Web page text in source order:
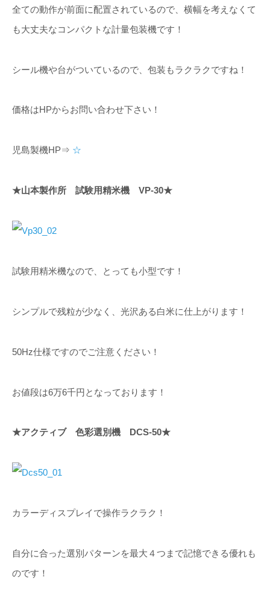
全ての動作が前面に配置されているので、横幅を考えなくて
も大丈夫なコンパクトな計量包装機です！
シール機や台がついているので、包装もラクラクですね！
価格はHPからお問い合わせ下さい！
児島製機HP⇒ ☆
★山本製作所 試験用精米機 VP-30★
試験用精米機なので、とっても小型です！
シンプルで残粒が少なく、光沢ある白米に仕上がります！
50Hz仕様ですのでご注意ください！
お値段は6万6千円となっております！
★アクティブ 色彩選別機 DCS-50★
カラーディスプレイで操作ラクラク！
自分に合った選別パターンを最大４つまで記憶できる優れも
のです！